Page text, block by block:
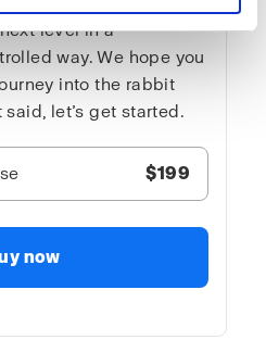
level in a
way. We hope you
into the rabbit
let’s get started.
$199
now